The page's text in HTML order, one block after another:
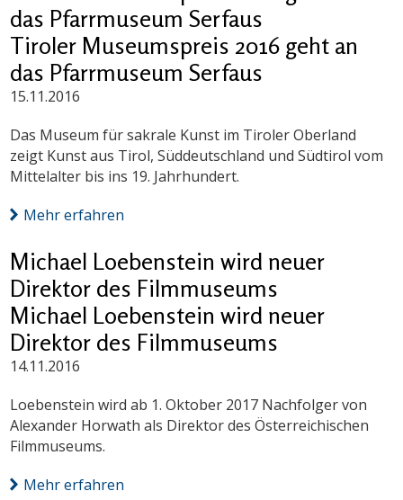
das Pfarrmuseum Serfaus
Tiroler Museumspreis 2016 geht an
das Pfarrmuseum Serfaus
15.11.2016
Das Museum für sakrale Kunst im Tiroler Oberland
zeigt Kunst aus Tirol, Süddeutschland und Südtirol vom
Mittelalter bis ins 19. Jahrhundert.
Mehr erfahren
Michael Loebenstein wird neuer
Direktor des Filmmuseums
Michael Loebenstein wird neuer
Direktor des Filmmuseums
14.11.2016
Loebenstein wird ab 1. Oktober 2017 Nachfolger von
Alexander Horwath als Direktor des Österreichischen
Filmmuseums.
Mehr erfahren